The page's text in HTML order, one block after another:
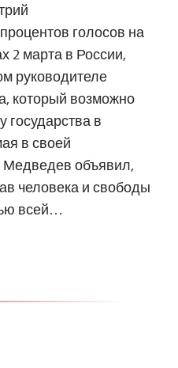
голосов на
2 марта в России,
руководителе
который возможно
государства в
в своей
Медведев объявил,
человека и свободы
всей…